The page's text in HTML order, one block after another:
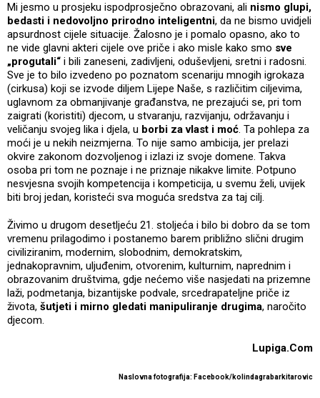
Mi jesmo u prosjeku ispodprosječno obrazovani, ali nismo glupi,
bedasti i nedovoljno prirodno inteligentni, da ne bismo uvidjeli
apsurdnost cijele situacije. Žalosno je i pomalo opasno, ako to
ne vide glavni akteri cijele ove priče i ako misle kako smo sve
„progutali“ i bili zaneseni, zadivljeni, oduševljeni, sretni i radosni.
Sve je to bilo izvedeno po poznatom scenariju mnogih igrokaza
(cirkusa) koji se izvode diljem Lijepe Naše, s različitim ciljevima,
uglavnom za obmanjivanje građanstva, ne prezajući se, pri tom
zaigrati (koristiti) djecom, u stvaranju, razvijanju, održavanju i
veličanju svojeg lika i djela, u borbi za vlast i moć. Ta pohlepa za
moći je u nekih neizmjerna. To nije samo ambicija, jer prelazi
okvire zakonom dozvoljenog i izlazi iz svoje domene. Takva
osoba pri tom ne poznaje i ne priznaje nikakve limite. Potpuno
nesvjesna svojih kompetencija i kompeticija, u svemu želi, uvijek
biti broj jedan, koristeći sva moguća sredstva za taj cilj.
Živimo u drugom desetljeću 21. stoljeća i bilo bi dobro da se tom
vremenu prilagodimo i postanemo barem približno slični drugim
civiliziranim, modernim, slobodnim, demokratskim,
jednakopravnim, uljuđenim, otvorenim, kulturnim, naprednim i
obrazovanim društvima, gdje nećemo više nasjedati na prizemne
laži, podmetanja, bizantijske podvale, srcedrapateljne priče iz
života, šutjeti i mirno gledati manipuliranje drugima, naročito
djecom.
Lupiga.Com
Naslovna fotografija: Facebook/kolindagrabarkitarovic